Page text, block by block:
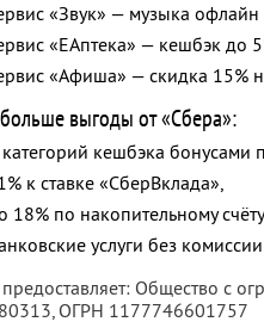
«Звук» — музыка
«ЕАптека» — кешбэк до
«Афиша» — скидка 15%
выгоды от «Сбера»:
кешбэка бонусами
к ставке «СберВклада»,
18% по накопительному
услуги без
предоставляет: Общество с
, ОГРН 1177746601757